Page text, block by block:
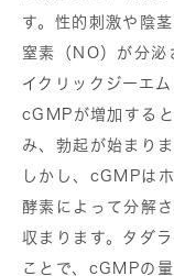
す。性的刺激や陰
窒素（NO）が分泌
イクリックジーエ
cGMPが増加する
み、勃起が始まりま
しかし、cGMPは
酵素によって分解
収まります。タダ
ことで、cGMPの